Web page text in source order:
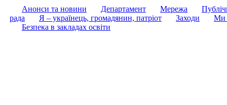
Анонси та новини Департамент Мережа
рада
Я – українець, громадянин, патріот Заходи
Ми
Безпека в закладах освіти